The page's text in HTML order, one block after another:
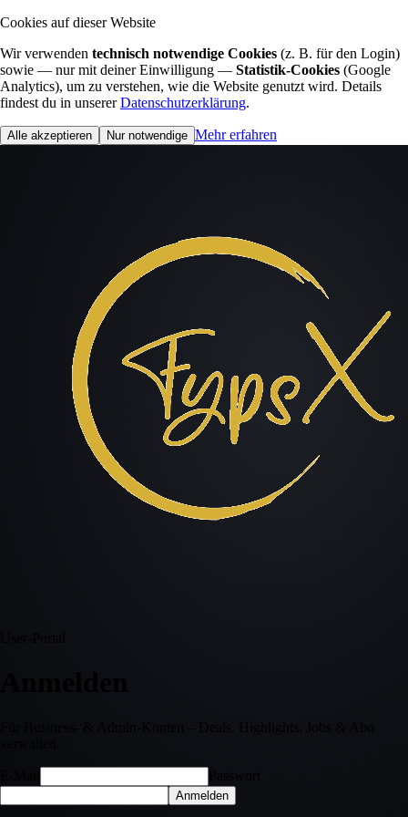
Cookies auf dieser Website
Wir verwenden technisch notwendige Cookies (z. B. für den Login)
sowie — nur mit deiner Einwilligung — Statistik-Cookies (Google
Analytics), um zu verstehen, wie die Website genutzt wird. Details
findest du in unserer Datenschutzerklärung.
Alle akzeptieren Nur notwendige Mehr erfahren
Anmelden